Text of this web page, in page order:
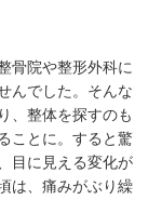
骨院や整形外科に
んでした。そんな
、整体を探すのも
ことに。すると驚
目に見える変化が
は、痛みがぶり繰